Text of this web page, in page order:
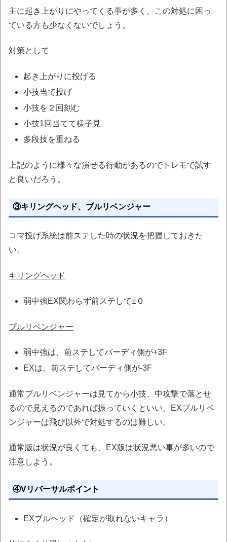
主に起き上がりにやってくる事が多く、この対処に困っ
ている方も少なくないでしょう。
対策として
起き上がりに投げる
小技当て投げ
小技を２回刻む
小技1回当てて様子見
多段技を重ねる
上記のように様々な潰せる行動があるのでトレモで試す
と良いだろう。
③キリングヘッド、ブルリベンジャー
コマ投げ系統は前ステした時の状況を把握しておきた
い。
キリングヘッド
弱中強EX関わらず前ステして±０
ブルリベンジャー
弱中強は、前ステしてバーディ側が+3F
EXは、前ステしてバーディ側が-3F
通常ブルリベンジャーは見てから小技、中攻撃で落とせ
るので見えるのであれば振っていくといい。EXブルリベ
ンジャーは飛び以外で対処するのは難しい。
通常版は状況が良くても、EX版は状況悪い事が多いので
注意しよう。
④Vリバーサルポイント
EXブルヘッド（確定が取れないキャラ）